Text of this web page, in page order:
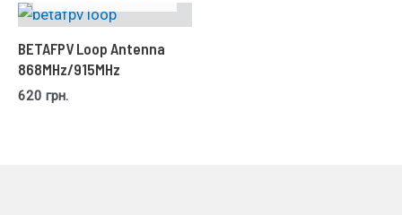
BETAFPV Loop Antenna
868MHz/915MHz
620 грн.